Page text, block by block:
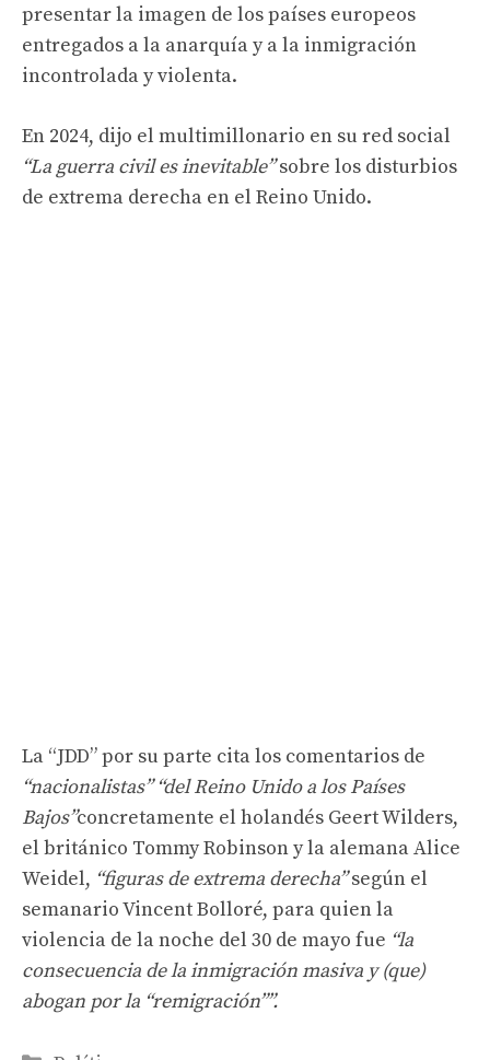
presentar la imagen de los países europeos
entregados a la anarquía y a la inmigración
incontrolada y violenta.
En 2024, dijo el multimillonario en su red social
“La guerra civil es inevitable”sobre los disturbios
de extrema derecha en el Reino Unido.
La “JDD” por su parte cita los comentarios de
“nacionalistas” “del Reino Unido a los Países
Bajos”concretamente el holandés Geert Wilders,
el británico Tommy Robinson y la alemana Alice
Weidel, “figuras de extrema derecha”según el
semanario Vincent Bolloré, para quien la
violencia de la noche del 30 de mayo fue “la
consecuencia de la inmigración masiva y (que)
abogan por la “remigración””.